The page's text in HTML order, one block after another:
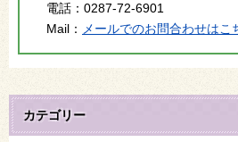
電話： 0287-72-6901
Mail：
メールでのお問合わせはこ
カテゴリー